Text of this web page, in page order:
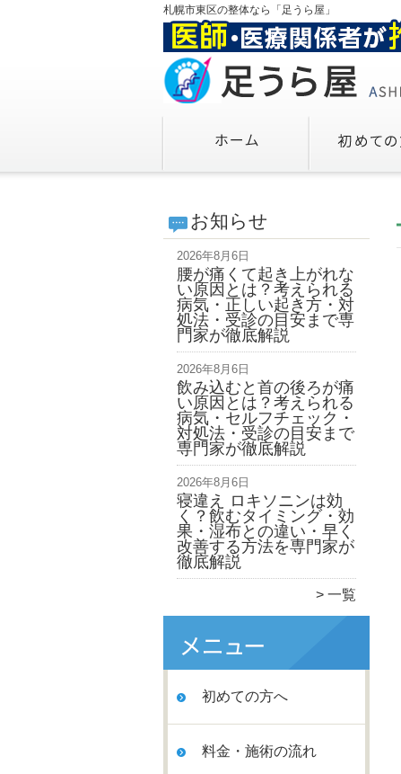
札幌市東区の整体なら「足うら屋」
お知らせ
2026年8月6日
腰が痛くて起き上がれな
い原因とは？考えられる
病気・正しい起き方・対
処法・受診の目安まで専
門家が徹底解説
2026年8月6日
飲み込むと首の後ろが痛
い原因とは？考えられる
病気・セルフチェック・
対処法・受診の目安まで
専門家が徹底解説
2026年8月6日
寝違え ロキソニンは効
く？飲むタイミング・効
果・湿布との違い・早く
改善する方法を専門家が
徹底解説
一覧
初めての方へ
料金・施術の流れ